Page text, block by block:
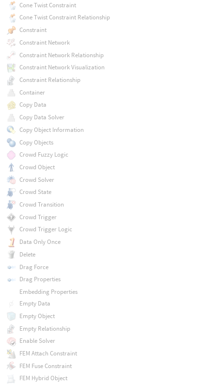
Cone Twist Constraint
Cone Twist Constraint Relationship
Constraint
Constraint Network
Constraint Network Relationship
Constraint Network Visualization
Constraint Relationship
Container
Copy Data
Copy Data Solver
Copy Object Information
Copy Objects
Crowd Fuzzy Logic
Crowd Object
Crowd Solver
Crowd State
Crowd Transition
Crowd Trigger
Crowd Trigger Logic
Data Only Once
Delete
Drag Force
Drag Properties
Embedding Properties
Empty Data
Empty Object
Empty Relationship
Enable Solver
FEM Attach Constraint
FEM Fuse Constraint
FEM Hybrid Object